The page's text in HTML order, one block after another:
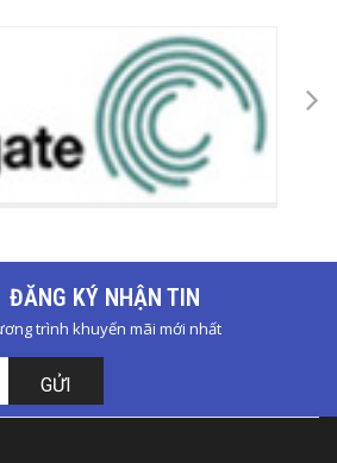
ĐĂNG KÝ NHẬN TIN
trình khuyến mãi mới nhất
GỬI